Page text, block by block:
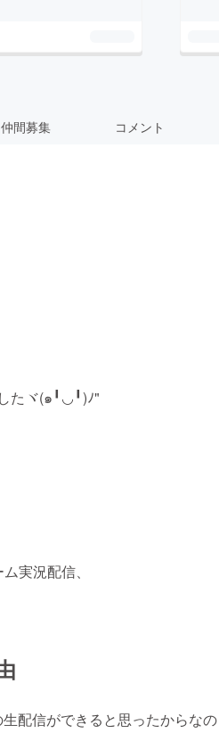
仲間募集 コメント
たヾ(๑╹◡╹)ﾉ"
実況配信、
配信ができると思ったからなの